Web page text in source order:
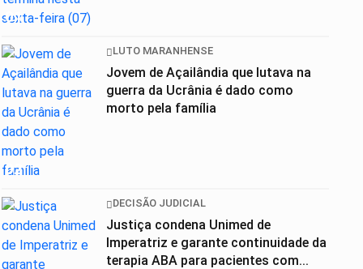
01
02
LUTO MARANHENSE
Jovem de Açailândia que lutava na
guerra da Ucrânia é dado como
morto pela família
DECISÃO JUDICIAL
Justiça condena Unimed de
Imperatriz e garante continuidade da
terapia ABA para pacientes com...